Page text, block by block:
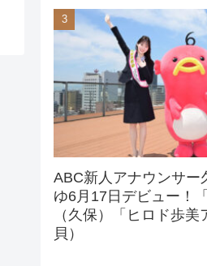
ABC新人アナウンサー
ゆ6月17日デビュー！「
（久保）「ヒロド歩
貝）